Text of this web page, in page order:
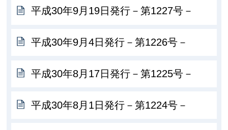
平成30年9月19日発行－第1227号－
平成30年9月4日発行－第1226号－
平成30年8月17日発行－第1225号－
平成30年8月1日発行－第1224号－